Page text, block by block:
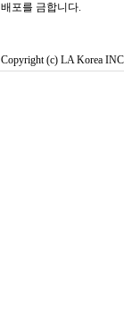
배포를 금합니다.
Copyright (c) LA Korea